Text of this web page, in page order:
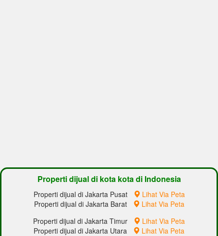
Properti dijual di kota kota di Indonesia
Properti dijual di Jakarta Pusat
Lihat Via Peta
Properti dijual di Jakarta Barat
Lihat Via Peta
Properti dijual di Jakarta Timur
Lihat Via Peta
Properti dijual di Jakarta Utara
Lihat Via Peta